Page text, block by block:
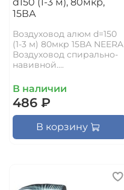
15ВА
Воздуховод алюм d=150
(1-3 м) 80мкр 15ВА NEERA
Воздуховод спирально-
навивной....
В наличии
486 ₽
В корзину